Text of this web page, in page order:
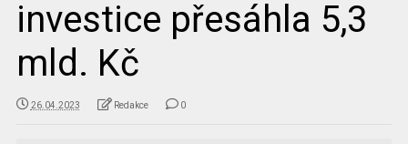
investice přesáhla 5,3
mld. Kč
26.04.2023 Redakce 0